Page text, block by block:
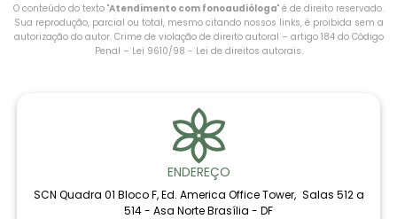
O conteúdo do texto "Atendimento com fonoaudióloga​" é de direito reservado.
Sua reprodução, parcial ou total, mesmo citando nossos links, é proibida sem a
autorização do autor. Crime de violação de direito autoral – artigo 184 do Código
Penal – Lei 9610/98 - Lei de direitos autorais.
ENDEREÇO
SCN Quadra 01 Bloco F, Ed. America Office Tower, Salas 512 a
514 - Asa Norte Brasília - DF